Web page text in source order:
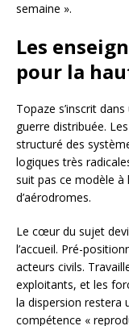
semaine ».
Les
pour la
Topaze s’inscrit
guerre distribuée.
structuré des
logiques très
suit pas ce modèle à
d’aérodromes.
Le cœur du sujet
l’accueil. Pré-
acteurs civils.
exploitants, et les
la dispersion restera
compétence «